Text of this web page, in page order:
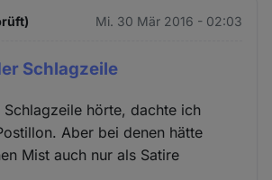
Mi. 30 Mär 2016 - 02:03
Schlagzeile
hörte, dachte ich
Aber bei denen hätte
Mist auch nur als Satire